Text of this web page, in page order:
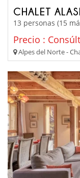
CHALET
13 personas (15
Precio :
Alpes del Norte -